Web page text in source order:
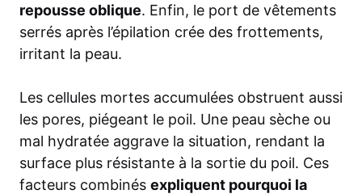
repousse oblique. Enfin, le port de vêtements
serrés après l’épilation crée des frottements,
irritant la peau.
Les cellules mortes accumulées obstruent aussi
les pores, piégeant le poil. Une peau sèche ou
mal hydratée aggrave la situation, rendant la
surface plus résistante à la sortie du poil. Ces
facteurs combinés expliquent pourquoi la